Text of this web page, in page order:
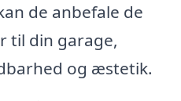
de anbefale de
til din garage,
og æstetik.